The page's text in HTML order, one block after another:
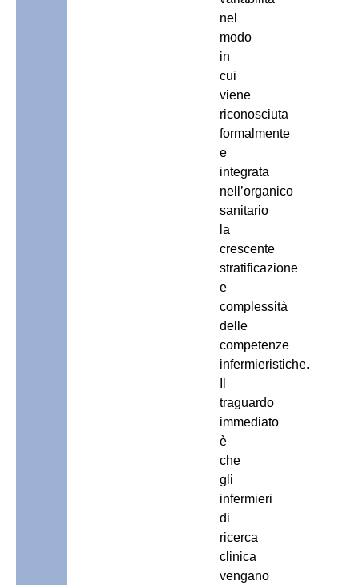
nel
modo
in
cui
viene
riconosciuta
formalmente
e
integrata
nell’organico
sanitario
la
crescente
stratificazione
e
complessità
delle
competenze
infermieristiche.
traguardo
immediato
è
che
gli
infermieri
di
ricerca
clinica
vengano